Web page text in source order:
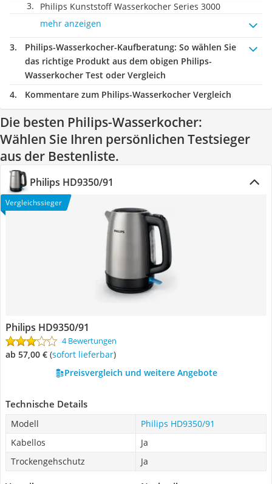
Philips Kunststoff Wasserkocher Series 3000
mehr anzeigen
Philips-Wasserkocher-Kaufberatung: So wählen Sie
das richtige Produkt aus dem obigen Philips-
Wasserkocher Test oder Vergleich
Kommentare zum Philips-Wasserkocher Vergleich
Die besten Philips-Wasserkocher:
Wählen Sie Ihren persönlichen Testsieger
aus der Bestenliste.
Philips HD9350/91
Vergleichssieger
Philips HD9350/91
4 Bewertungen
ab 57,00 € ( Sofort lieferbar)
Preisvergleich und weitere Angebote
Technische Details
Modell
Philips HD9350/91
Kabellos
Ja
Trockengehschutz
Ja